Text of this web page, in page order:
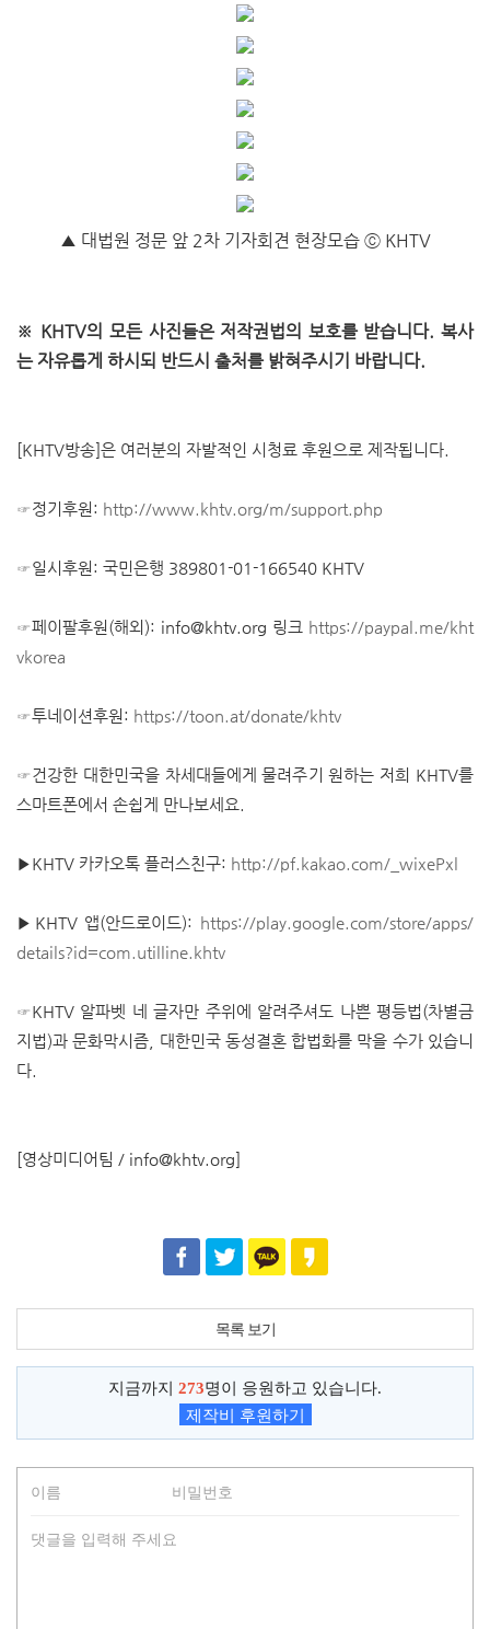
▲ 대법원 정문 앞 2차 기자회견 현장모습 ⓒ KHTV
※ KHTV의 모든 사진들은 저작권법의 보호를 받습니다. 복사
는 자유롭게 하시되 반드시 출처를 밝혀주시기 바랍니다.
[KHTV방송]은 여러분의 자발적인 시청료 후원으로 제작됩니다.
☞정기후원: http://www.khtv.org/m/support.php
☞일시후원: 국민은행 389801-01-166540 KHTV
☞페이팔후원(해외): info@khtv.org 링크 https://paypal.me/kht
vkorea
☞투네이션후원: https://toon.at/donate/khtv
☞건강한 대한민국을 차세대들에게 물려주기 원하는 저희 KHTV를
스마트폰에서 손쉽게 만나보세요.
▶KHTV 카카오톡 플러스친구: http://pf.kakao.com/_wixePxl
▶KHTV 앱(안드로이드): https://play.google.com/store/apps/
details?id=com.utilline.khtv
☞KHTV 알파벳 네 글자만 주위에 알려주셔도 나쁜 평등법(차별금
지법)과 문화막시즘, 대한민국 동성결혼 합법화를 막을 수가 있습니
다.
[영상미디어팀 / info@khtv.org]
목록 보기
지금까지 273명이 응원하고 있습니다.
제작비 후원하기